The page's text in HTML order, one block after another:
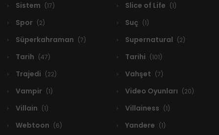
Sistem (17) Slice of Life (1)
Spor (2) Suç (1)
Süperkahraman (7) Supernatural (2)
Tarih (47) Tarihi (101)
Trajedi (22) Vahşet (7)
Vampir (1) Video Oyunları (20)
Villain (1) Villainess (1)
Webtoon (6) Yandere (1)